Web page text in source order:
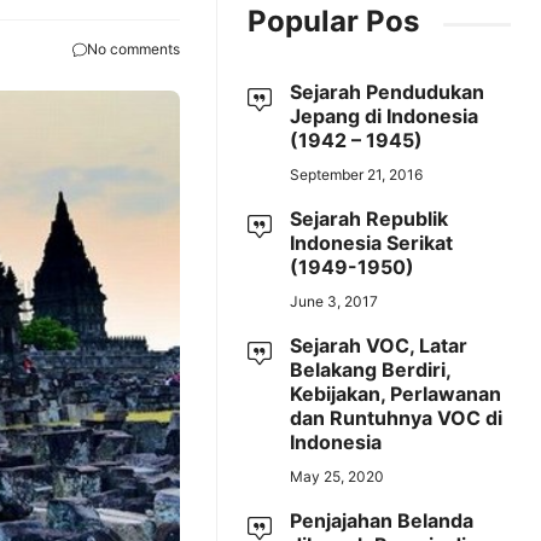
No comments
Popular Pos
Sejarah Pendudukan
Jepang di Indonesia
(1942 – 1945)
September 21, 2016
Sejarah Republik
Indonesia Serikat
(1949-1950)
June 3, 2017
Sejarah VOC, Latar
Belakang Berdiri,
Kebijakan, Perlawanan
dan Runtuhnya VOC di
Indonesia
May 25, 2020
Penjajahan Belanda